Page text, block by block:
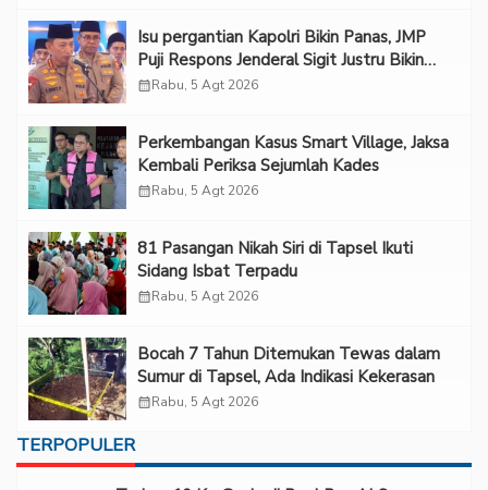
Isu pergantian Kapolri Bikin Panas, JMP
Puji Respons Jenderal Sigit Justru Bikin
“Adem”
calendar_monthRabu, 5 Agt 2026
Perkembangan Kasus Smart Village, Jaksa
Kembali Periksa Sejumlah Kades
calendar_monthRabu, 5 Agt 2026
81 Pasangan Nikah Siri di Tapsel Ikuti
Sidang Isbat Terpadu
calendar_monthRabu, 5 Agt 2026
Bocah 7 Tahun Ditemukan Tewas dalam
Sumur di Tapsel, Ada Indikasi Kekerasan
calendar_monthRabu, 5 Agt 2026
TERPOPULER